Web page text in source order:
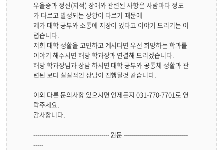
글
본
문
우을증과 정신(지적) 장애와 관련된 사항은 사람마다 정도
가 다르고 발생되는 상황이 다르기 때문에
제가 대학 공부와 소통에 지장이 있다고 이야기 드리기는 어
렵습니다.
저희 대학 생활을 고민하고 계시다면 우선 희망하는 학과를
이야기 해주시면 해당 학과장과 연결해 드리겠습니다.
해당 학과장님과 상담 하시면 대학 공부와 공통체 생활과 관
련된 보다 실질적인 상담이 진행될것 같습니다.
이외 다른 문의사항 있으시면 언제든지 031-770-7701로 연
락주세요.
감사합니다.
-------------------------------------- 원문 --------------------------------
-----